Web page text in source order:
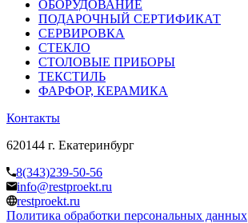
ОБОРУДОВАНИЕ
ПОДАРОЧНЫЙ СЕРТИФИКАТ
СЕРВИРОВКА
СТЕКЛО
СТОЛОВЫЕ ПРИБОРЫ
ТЕКСТИЛЬ
ФАРФОР, КЕРАМИКА
Контакты
620144 г. Екатеринбург
8(343)239-50-56
info@restproekt.ru
restproekt.ru
Политика обработки персональных данных